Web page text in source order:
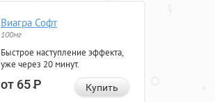
Виагра Софт
100мг
Быстрое наступление эффекта,
уже через 20 минут.
от 65Р Купить